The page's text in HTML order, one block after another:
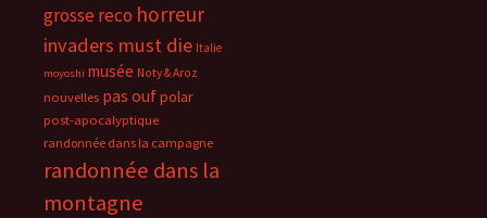
grosse reco horreur
invaders must die Italie
moyoshi musée Noty & Aroz
nouvelles pas oufpolar
post-apocalyptique
randonnée dans la campagne
randonnée dans la
montagne